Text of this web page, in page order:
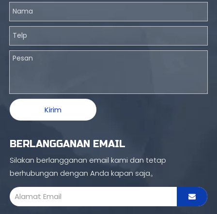
Kirim
BERLANGGANAN EMAIL
Silakan berlangganan email kami dan tetap
berhubungan dengan Anda kapan saja。